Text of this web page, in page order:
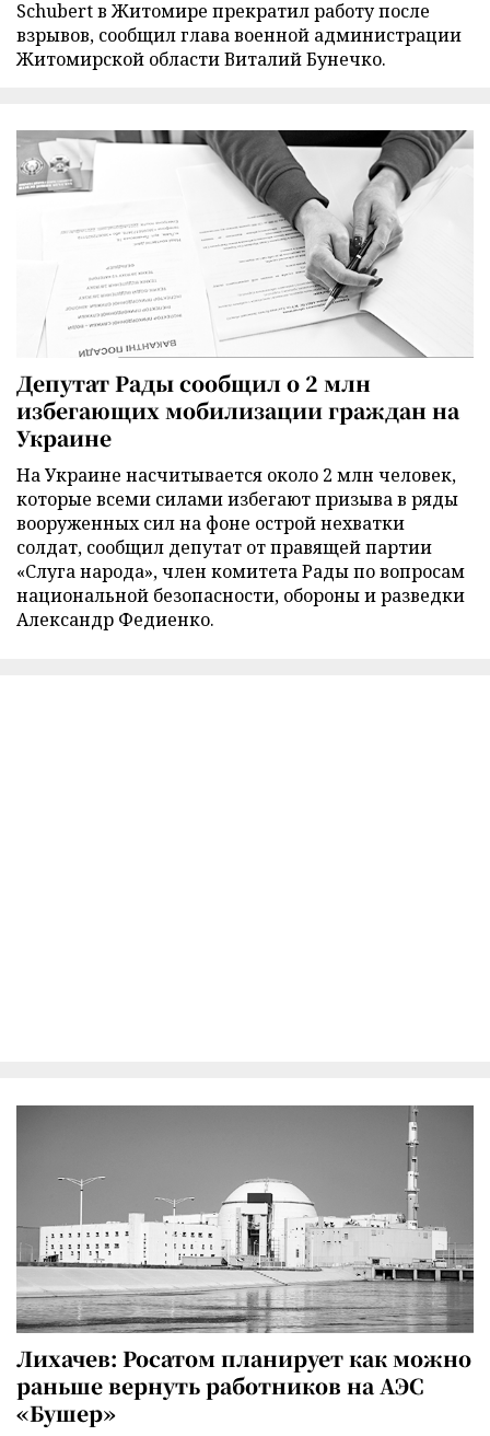
Schubert в Житомире прекратил работу после
взрывов, сообщил глава военной администрации
Житомирской области Виталий Бунечко.
Депутат Рады сообщил о 2 млн
избегающих мобилизации граждан на
Украине
На Украине насчитывается около 2 млн человек,
которые всеми силами избегают призыва в ряды
вооруженных сил на фоне острой нехватки
солдат, сообщил депутат от правящей партии
«Слуга народа», член комитета Рады по вопросам
национальной безопасности, обороны и разведки
Александр Федиенко.
Лихачев: Росатом планирует как можно
раньше вернуть работников на АЭС
«Бушер»